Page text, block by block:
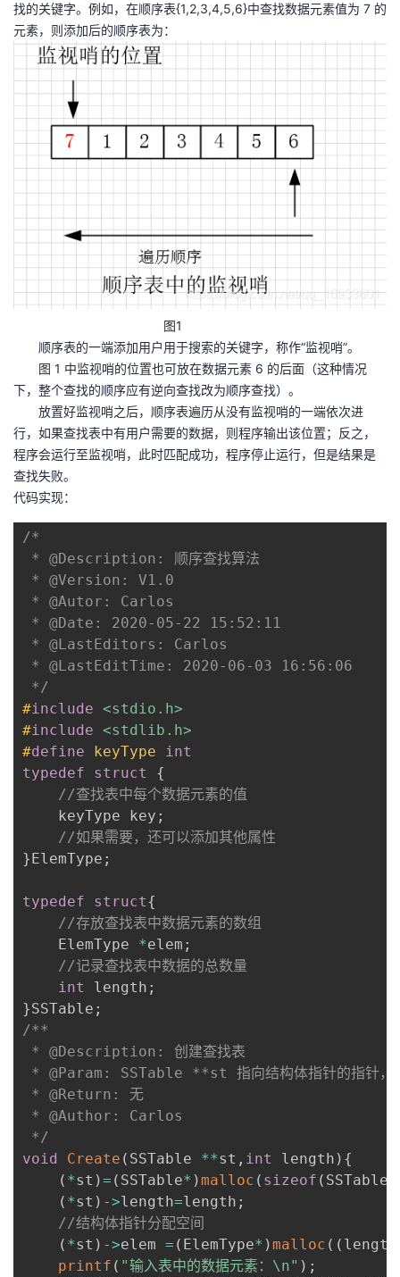
学
课
的
我
藏
持
我
技
术
支
的
云
声
找的关键字。例如，在顺序表{1,2,3,4,5,6}中查找数据元素值为 7 的
元素，则添加后的顺序表为：
图1
顺序表的一端添加用户用于搜索的关键字，称作“监视哨”。
图 1 中监视哨的位置也可放在数据元素 6 的后面（这种情况
下，整个查找的顺序应有逆向查找改为顺序查找）。
放置好监视哨之后，顺序表遍历从没有监视哨的一端依次进
行，如果查找表中有用户需要的数据，则程序输出该位置；反之，
程序会运行至监视哨，此时匹配成功，程序停止运行，但是结果是
查找失败。
代码实现：
/*
* @Description: 顺序查找算法
* @Version: V1.0
* @Autor: Carlos
* @Date: 2020-05-22 15:52:11
* @LastEditors: Carlos
* @LastEditTime: 2020-06-03 16:56:06
*/
#include <stdio.h>
#include <stdlib.h>
#define keyType
int
typedef
struct
{
//查找表中每个数据元素的值
    keyType key
;
//如果需要，还可以添加其他属性
} ElemType ;
typedef struct{
//存放查找表中数据元素的数组
    ElemType
*elem ;
//记录查找表中数据的总数量
int
length ;
}SSTable ;
/**
* @Description: 创建查找表
* @Param: SSTable **st 指向结构体指针的指针
* @Return: 无
* @Author: Carlos
*/
void
Create ( SSTable **st , int length ) {
( *st )= ( SSTable* )malloc ( sizeof ( SSTable
( *st ) ->length=length ;
//结构体指针分配空间
( *st ) ->elem = ( ElemType* )malloc ( ( length
printf ( "输入表中的数据元素：\n" ) ;